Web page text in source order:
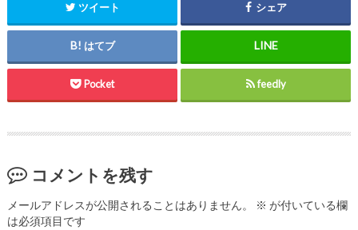
ツイート シェア
はてブ
Pocket feedly
コメントを残す
メールアドレスが公開されることはありません。 ※ が付いている欄
は必須項目です